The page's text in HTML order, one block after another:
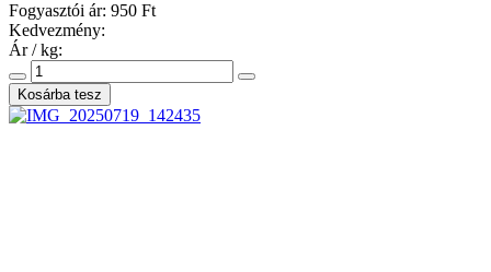
Fogyasztói ár: 950 Ft
Kedvezmény:
Ár / kg: